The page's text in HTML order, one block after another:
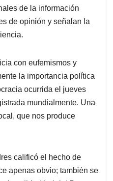
de la información
de opinión y señalan la
con eufemismos y
la importancia política
ocurrida el jueves
mundialmente. Una
que nos produce
calificó el hecho de
apenas obvio; también se